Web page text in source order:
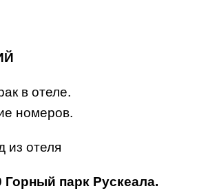
в отеле.
номеров.
из отеля
Горный парк Рускеала.